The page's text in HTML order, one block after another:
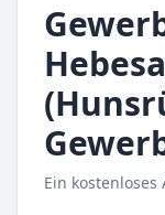
Ein kostenloses